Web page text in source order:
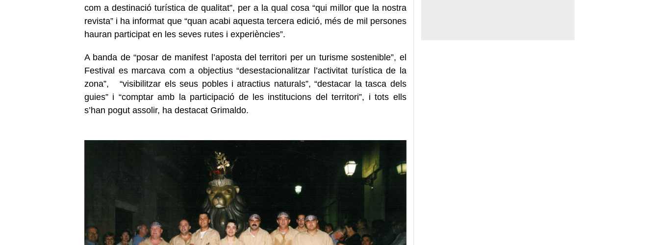
com a destinació turística de qualitat”, per a la qual cosa “qui millor que la nostra
revista” i ha informat que “quan acabi aquesta tercera edició, més de mil persones
hauran participat en les seves rutes i experiències”.
A banda de “posar de manifest l’aposta del territori per un turisme sostenible”, el
Festival es marcava com a objectius “desestacionalitzar l’activitat turística de la
zona”, “visibilitzar els seus pobles i atractius naturals”, “destacar la tasca dels
guies” i “comptar amb la participació de les institucions del territori”, i tots ells
s’han pogut assolir, ha destacat Grimaldo.